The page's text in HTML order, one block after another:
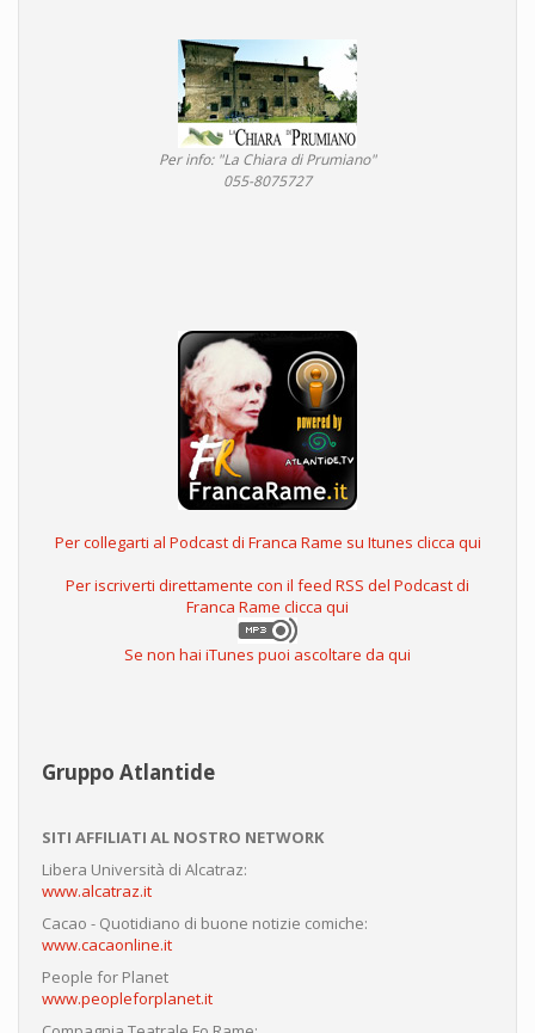
Per info: "La Chiara di Prumiano"
055-8075727
Per collegarti al Podcast di Franca Rame su Itunes clicca qui
Per iscriverti direttamente con il feed RSS del Podcast di
Franca Rame clicca qui
Se non hai iTunes puoi ascoltare da qui
Gruppo Atlantide
SITI AFFILIATI AL NOSTRO NETWORK
Libera Università di Alcatraz:
www.alcatraz.it
Cacao - Quotidiano di buone notizie comiche:
www.cacaonline.it
People for Planet
www.peopleforplanet.it